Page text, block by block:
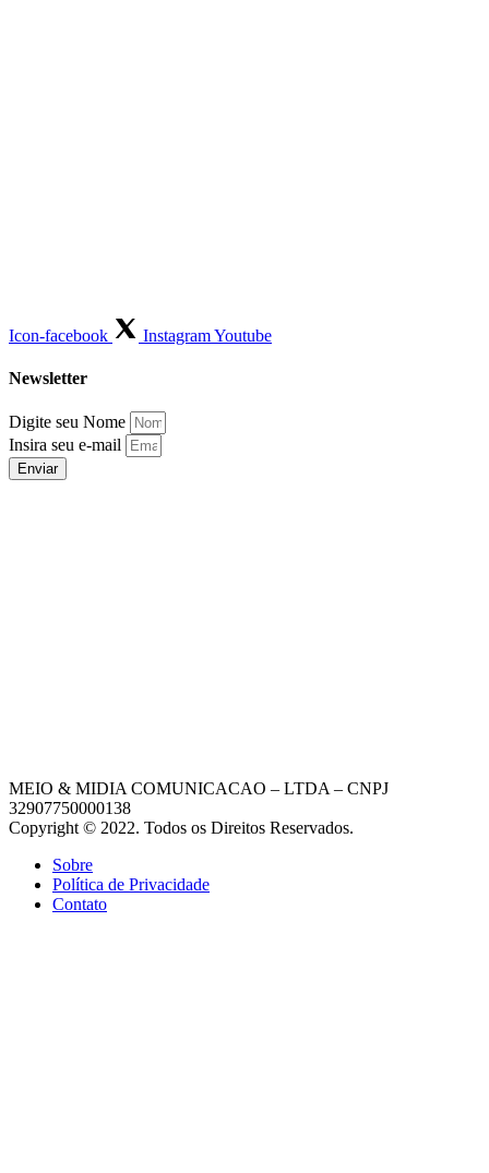
Icon-facebook InstagramYoutube
Newsletter
Digite seu Nome
Insira seu e-mail
Enviar
MEIO & MIDIA COMUNICACAO – LTDA – CNPJ
32907750000138
Copyright © 2022. Todos os Direitos Reservados.
Sobre
Política de Privacidade
Contato